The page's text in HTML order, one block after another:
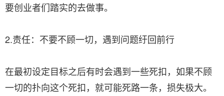
要创业者们踏实的去做事。
2.责任：不要不顾一切，遇到问题纡回前行
在最初设定目标之后有时会遇到一些死扣，如果不顾
一切的扑向这个死扣，就可能死路一条，损失极大。